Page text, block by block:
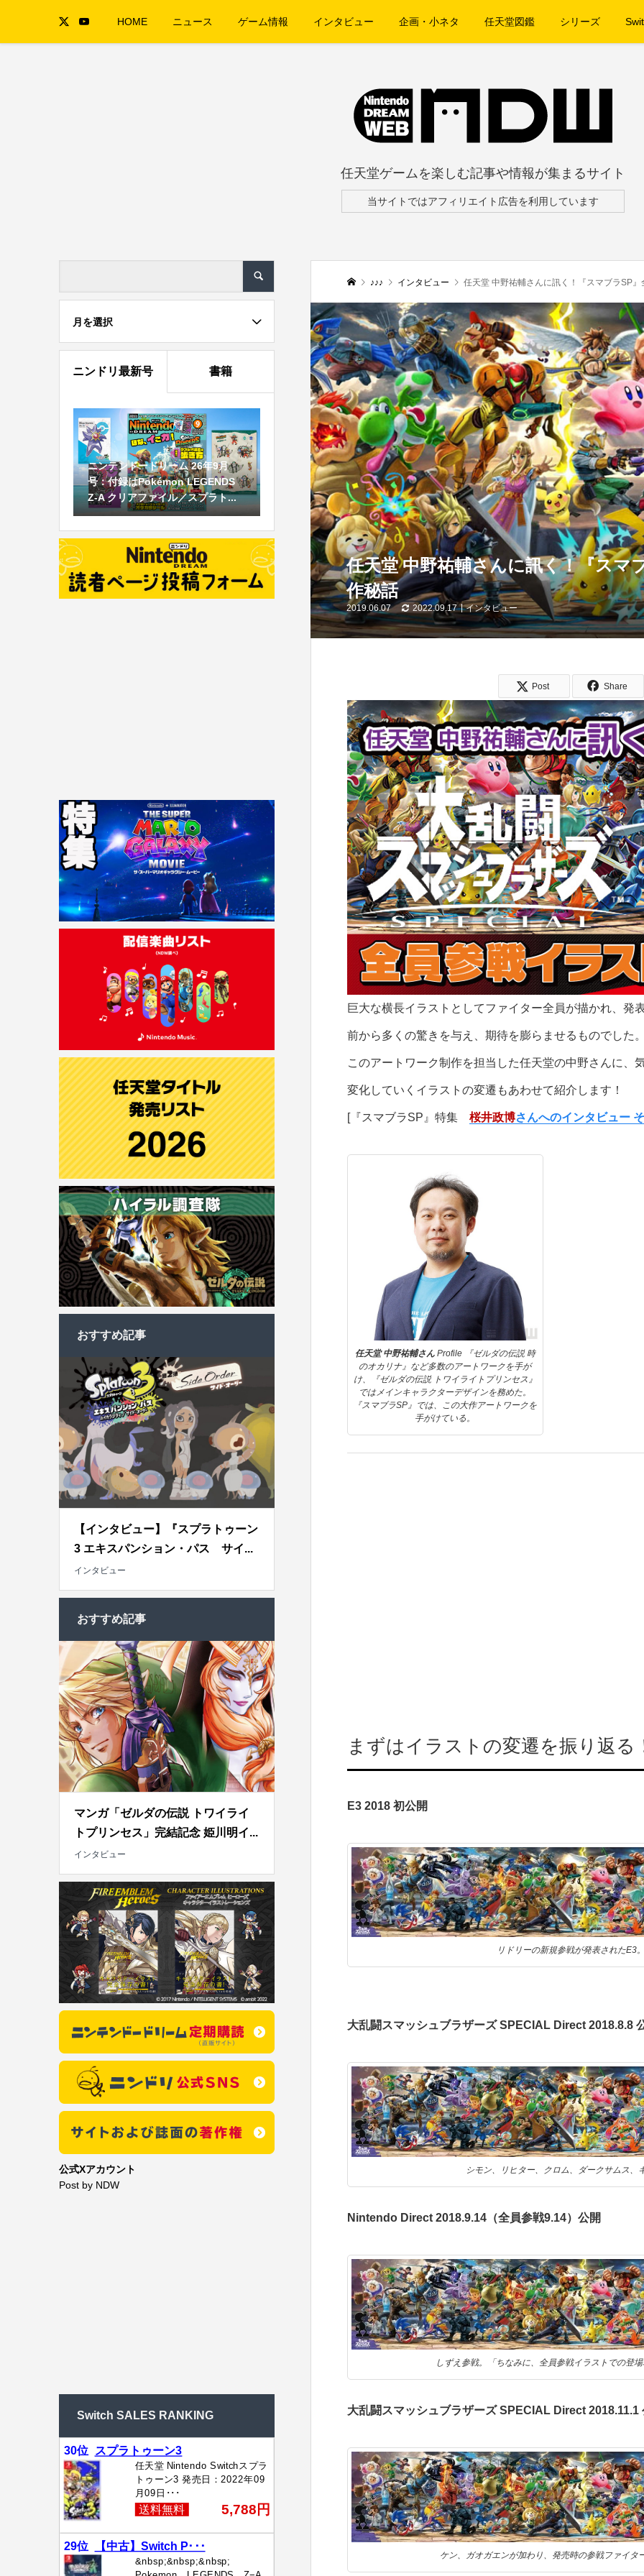
HOME ニュース ゲーム情報 インタビュー 企画・小ネタ 任天堂図鑑 シリーズ
任天堂ゲームを楽しむ記事や情報が集まるサイト
当サイトではアフィリエイト広告を利用しています
♪♪♪ インタビュー 任天堂 中野祐輔さんに訊く！『スマブラSP
任天堂 中野祐輔さんに訊く！『スマ
作秘話
2019.06.07 2022.09.17 インタビュー
Post Share
巨大な横長イラストとしてファイター全員が描かれ、発
前から多くの驚きを与え、期待を膨らませるものでした
このアートワーク制作を担当した任天堂の中野さんに、
変化していくイラストの変遷もあわせて紹介します！
[『スマブラSP』特集 桜井政博さんへのインタビュー
任天堂 中野祐輔さんProfile 『ゼルダの伝説 時
のオカリナ』など多数のアートワークを手が
け、『ゼルダの伝説 トワイライトプリンセス』
ではメインキャラクターデザインを務めた。
『スマブラSP』では、この大作アートワークを
手がけている。
まずはイラストの変遷を振り返る
E3 2018 初公開
リドリーの新規参戦が発表されたE3
大乱闘スマッシュブラザーズ SPECIAL Direct 2018.8.8
シモン、リヒター、クロム、ダークサムス、
Nintendo Direct 2018.9.14（全員参戦9.14）公開
しずえ参戦。「ちなみに、全員参戦イラストでの登
大乱闘スマッシュブラザーズ SPECIAL Direct 2018.11.1
ケン、ガオガエンが加わり、発売時の参戦ファイタ
月を選択
ニンドリ最新号 書籍
ニンテンドードリーム 26年9月
号：付録はPokémon LEGENDS
Z-A クリアファイル／スプラト...
おすすめ記事
【インタビュー】『スプラトゥーン
3 エキスパンション・パス サイ...
インタビュー
おすすめ記事
マンガ「ゼルダの伝説 トワイライ
トプリンセス」完結記念 姫川明イ...
インタビュー
公式Xアカウント
Post by NDW
Switch SALES RANKING